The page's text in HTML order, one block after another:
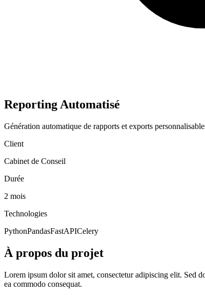
Reporting Automatisé
Génération automatique de rapports et exports
Client
Cabinet de Conseil
Durée
2 mois
Technologies
PythonPandasFastAPICelery
À propos du projet
Lorem ipsum dolor sit amet, consectetur adipiscing elit. Sed
ea commodo consequat.